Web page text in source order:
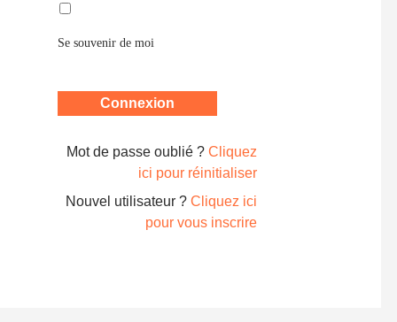
Se souvenir de moi
Mot de passe oublié ? Cliquez
ici pour réinitialiser
Nouvel utilisateur ? Cliquez ici
pour vous inscrire